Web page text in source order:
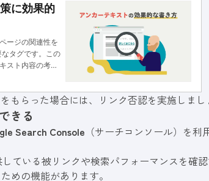
に効果的
ージの関連性を
タグです。この
スト内容の考え
もらった場合には、リンク否認を実施しまし
きる
Search Console （サーチコンソール）を利
ている被リンクや検索パフォーマンスを確認
めの機能があります。